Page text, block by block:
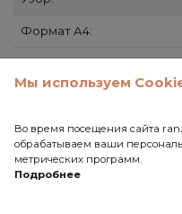
Формат А4:
Способы доставки
Самовывоз
СДЭК
Почта России
Мы используем
Во время посещения сайта
обрабатываем ваши
метрических программ.
Подробнее